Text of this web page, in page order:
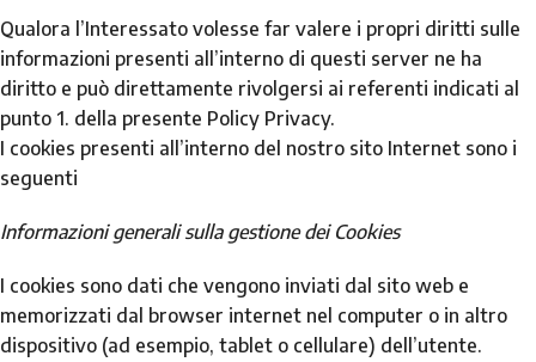
Qualora l’Interessato volesse far valere i propri diritti sulle
informazioni presenti all’interno di questi server ne ha
diritto e può direttamente rivolgersi ai referenti indicati al
punto 1. della presente Policy Privacy.
I cookies presenti all’interno del nostro sito Internet sono i
seguenti
Informazioni generali sulla gestione dei Cookies
I cookies sono dati che vengono inviati dal sito web e
memorizzati dal browser internet nel computer o in altro
dispositivo (ad esempio, tablet o cellulare) dell’utente.